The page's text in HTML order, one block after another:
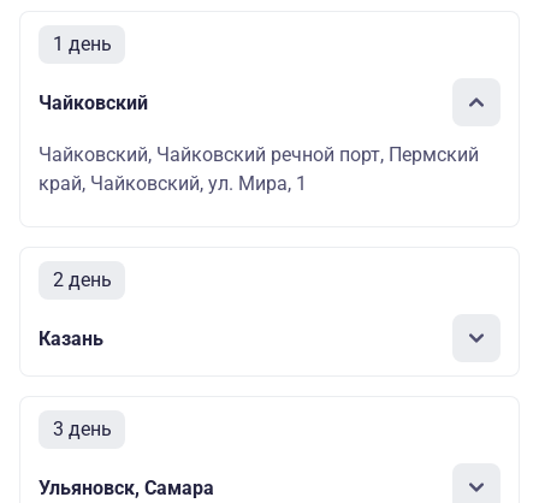
1 день
Чайковский
Чайковский, Чайковский речной порт, Пермский
край, Чайковский, ул. Мира, 1
2 день
Казань
3 день
Ульяновск, Самара